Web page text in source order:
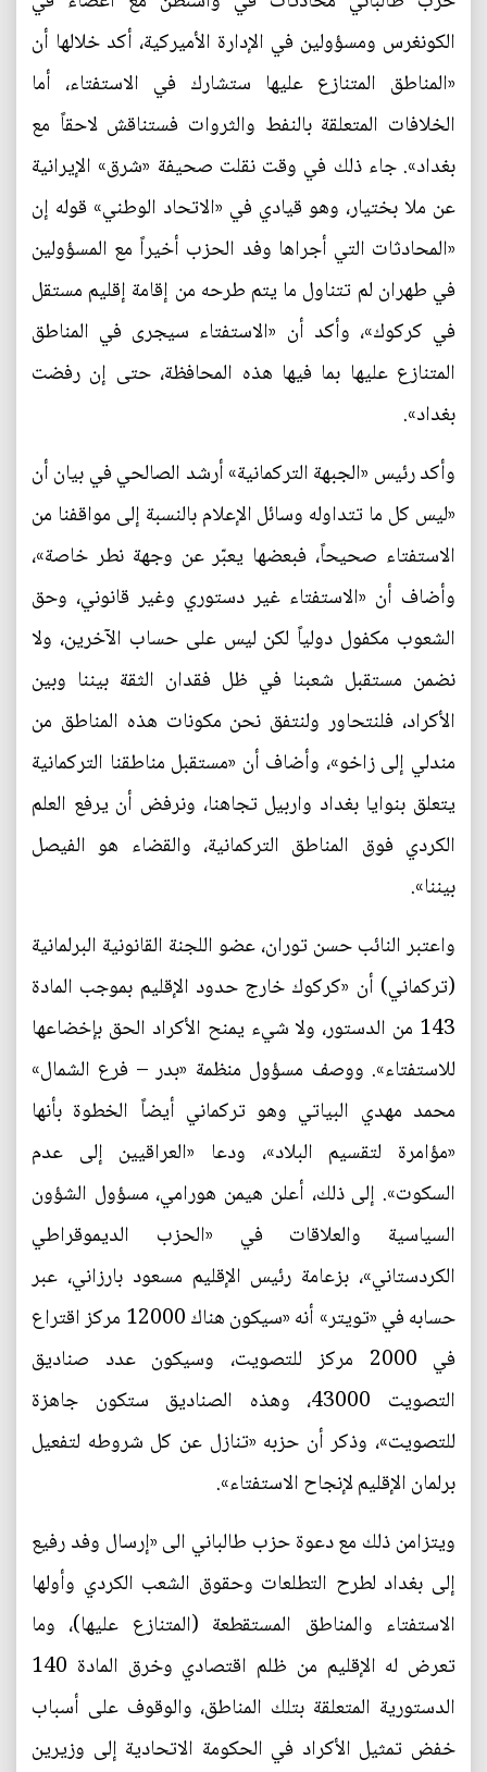
الكونغرس ومسؤولين في الإدارة الأميركية، أكد خلالها أن
«المناطق المتنازع عليها ستشارك في الاستفتاء، أما
الخلافات المتعلقة بالنفط والثروات فستناقش لاحقاً مع
بغداد». جاء ذلك في وقت نقلت صحيفة «شرق» الإيرانية
عن ملا بختيار، وهو قيادي في «الاتحاد الوطني» قوله إن
«المحادثات التي أجراها وفد الحزب أخيراً مع المسؤولين
في طهران لم تتناول ما يتم طرحه من إقامة إقليم مستقل
في كركوك»، وأكد أن «الاستفتاء سيجرى في المناطق
المتنازع عليها بما فيها هذه المحافظة، حتى إن رفضت
بغداد».
وأكد رئيس «الجبهة التركمانية» أرشد الصالحي في بيان أن
«ليس كل ما تتداوله وسائل الإعلام بالنسبة إلى مواقفنا من
الاستفتاء صحيحاً، فبعضها يعبّر عن وجهة نطر خاصة»،
وأضاف أن «الاستفتاء غير دستوري وغير قانوني، وحق
الشعوب مكفول دولياً لكن ليس على حساب الآخرين، ولا
نضمن مستقبل شعبنا في ظل فقدان الثقة بيننا وبين
الأكراد، فلنتحاور ولنتفق نحن مكونات هذه المناطق من
مندلي إلى زاخو»، وأضاف أن «مستقبل مناطقنا التركمانية
يتعلق بنوايا بغداد واربيل تجاهنا، ونرفض أن يرفع العلم
الكردي فوق المناطق التركمانية، والقضاء هو الفيصل
بيننا».
واعتبر النائب حسن توران، عضو اللجنة القانونية البرلمانية
(تركماني) أن «كركوك خارج حدود الإقليم بموجب المادة
143 من الدستور، ولا شيء يمنح الأكراد الحق بإخضاعها
للاستفتاء». ووصف مسؤول منظمة «بدر – فرع الشمال»
محمد مهدي البياتي وهو تركماني أيضاً الخطوة بأنها
«مؤامرة لتقسيم البلاد»، ودعا «العراقيين إلى عدم
السكوت». إلى ذلك، أعلن هيمن هورامي، مسؤول الشؤون
السياسية والعلاقات في «الحزب الديموقراطي
الكردستاني»، بزعامة رئيس الإقليم مسعود بارزاني، عبر
حسابه في «تويتر» أنه «سيكون هناك 12000 مركز اقتراع
في 2000 مركز للتصويت، وسيكون عدد صناديق
التصويت 43000، وهذه الصناديق ستكون جاهزة
للتصويت»، وذكر أن حزبه «تنازل عن كل شروطه لتفعيل
برلمان الإقليم لإنجاح الاستفتاء».
ويتزامن ذلك مع دعوة حزب طالباني الى «إرسال وفد رفيع
إلى بغداد لطرح التطلعات وحقوق الشعب الكردي وأولها
الاستفتاء والمناطق المستقطعة (المتنازع عليها)، وما
تعرض له الإقليم من ظلم اقتصادي وخرق المادة 140
الدستورية المتعلقة بتلك المناطق، والوقوف على أسباب
خفض تمثيل الأكراد في الحكومة الاتحادية إلى وزيرين